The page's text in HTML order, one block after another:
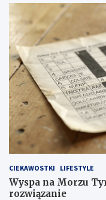
CIEKAWOSTKI LIFESTYLE
Wyspa na Morzu
rozwiązanie